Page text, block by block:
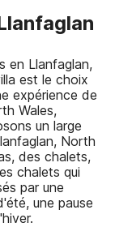
en Llanfaglan,
est le choix
expérience de
Wales,
un large
North
des chalets,
chalets qui
par une
une pause